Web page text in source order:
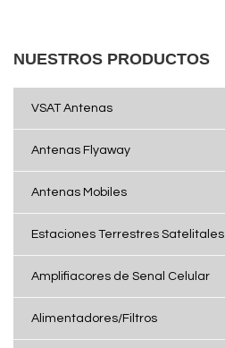
NUESTROS PRODUCTOS
VSAT Antenas
Antenas Flyaway
Antenas Mobiles
Estaciones Terrestres Satelitales
Amplifiacores de Senal Celular
Alimentadores/Filtros